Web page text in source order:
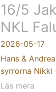
16/5
NKL
2026-05-17
Hans &
syrrorna Nikki
Läs mera